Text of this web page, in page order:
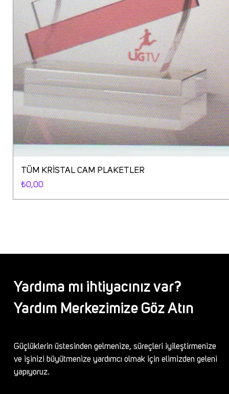
TÜM KRİSTAL CAM PLAKETLER
Fiyat
₺0,00
Yardıma mı ihtiyacınız var?
Yardım Merkezimize Göz Atın
Güçlüklerin üstesinden gelmenize, süreçleri iyileştirmenize
ve işinizi büyütmenize yardımcı olmak için elimizden geleni
yapıyoruz.